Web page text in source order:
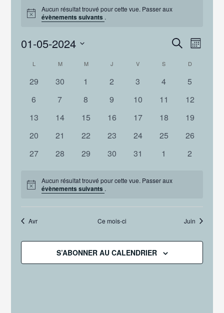
Notice
Aucun résultat trouvé pour cette vue. Passer aux
évènements suivants .
DE
VUES
RECHERCHE
MOIS
01-05-2024
date.
CALENDRIER
DE
ÉVÈNEMENTS
L M M MERCREDI
J V VENDREDI
S D
0
29
0
30
0
1
0
2
0
3
0
4
0
5
0
6
0
7
0
8
0
9
0
10
0
11
0
12
0
13
0
14
0
15
0
16
0
17
0
18
0
19
0
20
0
21
0
22
0
23
0
24
0
25
0
26
0
27
0
28
0
29
0
30
0
31
0
1
0
2
Notice
Aucun résultat trouvé pour cette vue. Passer aux
évènements suivants .
Avr Ce mois-ci Juin
S’ABONNER AU CALENDRIER